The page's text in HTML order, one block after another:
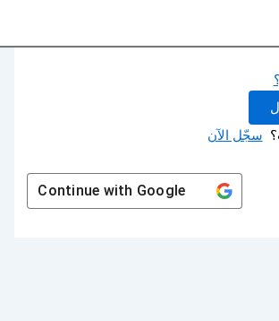
سجّل الآن
Continue withGoogle